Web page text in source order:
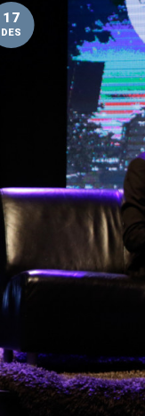
17
DES